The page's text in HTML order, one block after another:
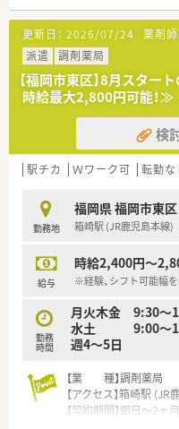
【募集背景と求める人
■パート薬剤師の転居
べく新たな正社員を募
■調剤の経験をお持ち
できる方を求めていま
■夕方の時間帯に1人薬
力添えをいただきたい
【法人特徴について】
■令和元年に設立され
■40代の男性社長が自
の距離が近く風通しが
■スタッフ一人ひとり
【求人情報について】
ートをご提示できる貴
■これまでの調剤経験
的な給与条件を決定い
を持つシニア層の応募
更新日： 2026/07/24 薬剤師
派遣
調剤薬局
【福岡市東区】8月スター
時給最大2,800円可能！≫
検
駅チカ Ｗワーク可 転勤な
勤務地
福岡県 福岡市東区
箱崎駅 (JR鹿児島本線)
給与
時給2,400円～
※経験、シフト可能幅
勤務
時間
月火木金 9:30〜
水土 9:00〜
週4〜5日
【業 種】調剤薬局
【アクセス】箱崎駅
【契約期間】即日～2ヶ月